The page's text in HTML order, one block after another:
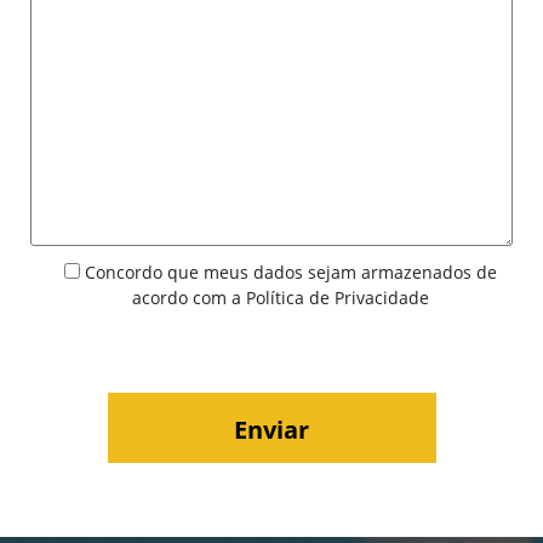
Concordo que meus dados sejam armazenados de
acordo com a Política de Privacidade